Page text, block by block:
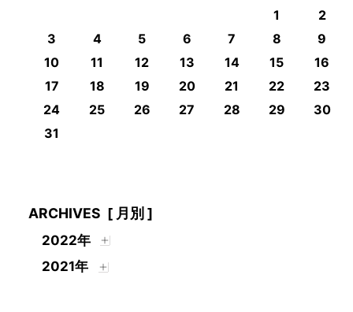
1
2
3
4 5 6 7 8
9
10
11 12 13 14 15
16
17
18 19 20 21 22
23
24
25 26 27 28 29
30
31
ARCHIVES [ 月別 ]
2022年
2021年